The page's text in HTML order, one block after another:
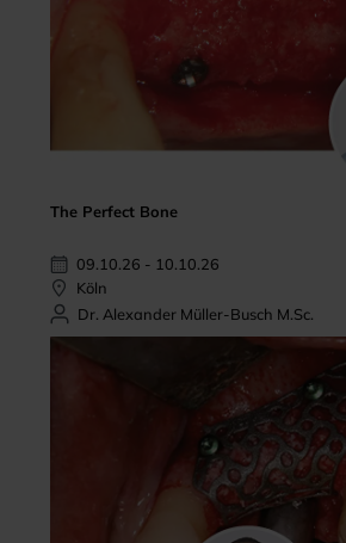
The Perfect Bone
09.10.26 - 10.10.26
Köln
Dr. Alexander Müller-Busch M.Sc.